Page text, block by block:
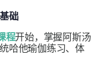
础
程开始，掌握阿斯汤
哈他瑜伽练习、体